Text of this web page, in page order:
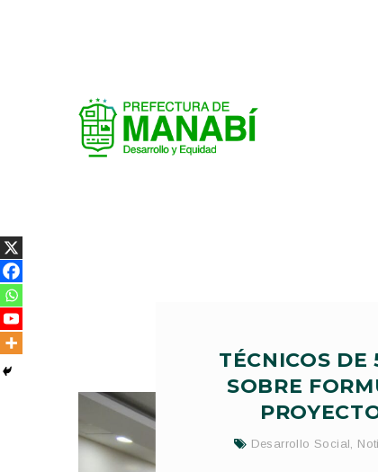
TÉCNICOS DE
SOBRE
Desarrollo Social,